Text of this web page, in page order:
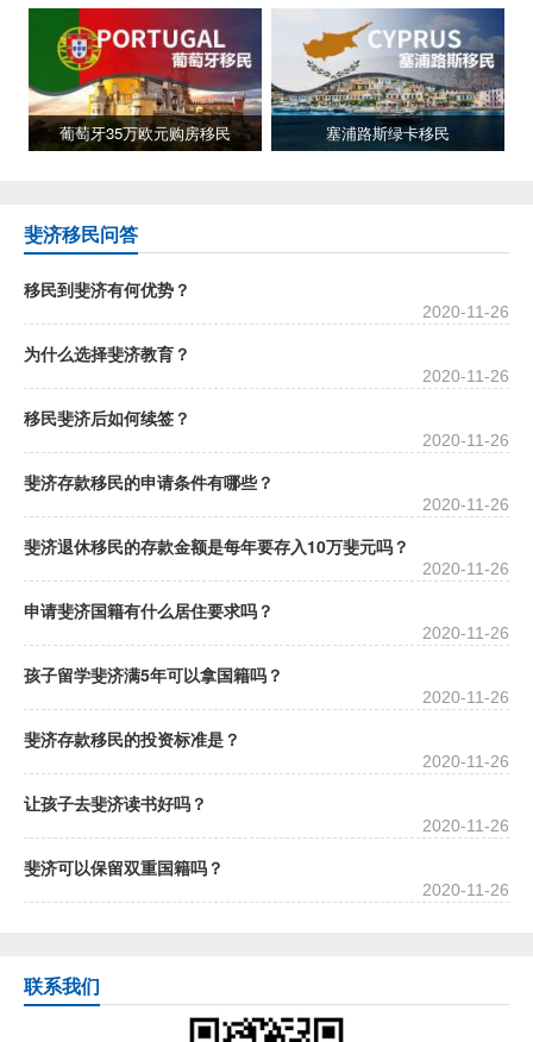
葡萄牙35万欧元购房移民 塞浦路斯绿卡移民
斐济移民问答
移民到斐济有何优势？
2020-11-26
为什么选择斐济教育？
2020-11-26
移民斐济后如何续签？
2020-11-26
斐济存款移民的申请条件有哪些？
2020-11-26
斐济退休移民的存款金额是每年要存入10万斐元吗？
2020-11-26
申请斐济国籍有什么居住要求吗？
2020-11-26
孩子留学斐济满5年可以拿国籍吗？
2020-11-26
斐济存款移民的投资标准是？
2020-11-26
让孩子去斐济读书好吗？
2020-11-26
斐济可以保留双重国籍吗？
2020-11-26
联系我们